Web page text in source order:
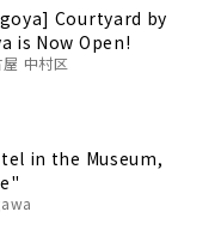
Courtyard by
is Now Open!
中村区
in the Museum,